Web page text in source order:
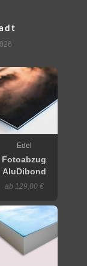
Edel
Fotoabzug
AluDibond
ab 129,00 €